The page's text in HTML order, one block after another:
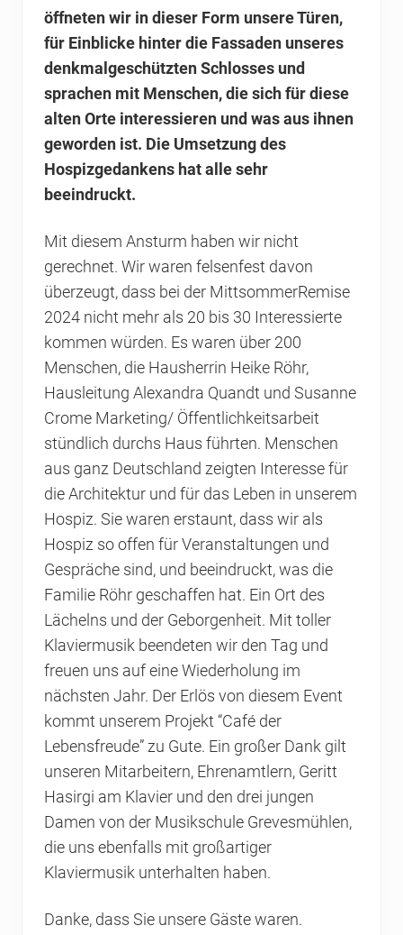
öffneten wir in dieser Form unsere Türen,
für Einblicke hinter die Fassaden unseres
denkmalgeschützten Schlosses und
sprachen mit Menschen, die sich für diese
alten Orte interessieren und was aus ihnen
geworden ist. Die Umsetzung des
Hospizgedankens hat alle sehr
beeindruckt.
Mit diesem Ansturm haben wir nicht
gerechnet. Wir waren felsenfest davon
überzeugt, dass bei der MittsommerRemise
2024 nicht mehr als 20 bis 30 Interessierte
kommen würden. Es waren über 200
Menschen, die Hausherrin Heike Röhr,
Hausleitung Alexandra Quandt und Susanne
Crome Marketing/ Öffentlichkeitsarbeit
stündlich durchs Haus führten. Menschen
aus ganz Deutschland zeigten Interesse für
die Architektur und für das Leben in unserem
Hospiz. Sie waren erstaunt, dass wir als
Hospiz so offen für Veranstaltungen und
Gespräche sind, und beeindruckt, was die
Familie Röhr geschaffen hat. Ein Ort des
Lächelns und der Geborgenheit. Mit toller
Klaviermusik beendeten wir den Tag und
freuen uns auf eine Wiederholung im
nächsten Jahr. Der Erlös von diesem Event
kommt unserem Projekt “Café der
Lebensfreude” zu Gute. Ein großer Dank gilt
unseren Mitarbeitern, Ehrenamtlern, Geritt
Hasirgi am Klavier und den drei jungen
Damen von der Musikschule Grevesmühlen,
die uns ebenfalls mit großartiger
Klaviermusik unterhalten haben.
Danke, dass Sie unsere Gäste waren.